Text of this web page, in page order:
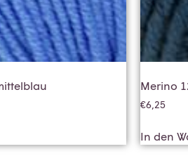
Merino
€6,25
In den